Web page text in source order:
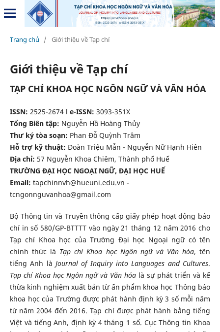
Trang chủ / Giới thiệu về Tạp chí
Giới thiệu về Tạp chí
TẠP CHÍ KHOA HỌC NGÔN NGỮ VÀ VĂN HÓA
ISSN: 2525-2674 l e-ISSN: 3093-351X
Tổng Biên tập: Nguyễn Hồ Hoàng Thủy
Thư ký tòa soạn: Phan Đỗ Quỳnh Trâm
Hỗ trợ kỹ thuật: Đoàn Triệu Mẫn - Nguyễn Nữ Hạnh Hiên
Địa chỉ: 57 Nguyễn Khoa Chiêm, Thành phố Huế
TRƯỜNG ĐẠI HỌC NGOẠI NGỮ, ĐẠI HỌC HUẾ
Email: tapchinnvh@hueuni.edu.vn -
tcngonnguvanhoa@gmail.com
Bộ Thông tin và Truyền thông cấp giấy phép hoạt động báo
chí in số 580/GP-BTTTT vào ngày 21 tháng 12 năm 2016 cho
Tạp chí Khoa học của Trường Đại học Ngoại ngữ có tên
chính thức là Tạp chí Khoa học Ngôn ngữ và Văn hóa, tên
tiếng Anh là Journal of Inquiry into Languages and Cultures.
Tạp chí Khoa học Ngôn ngữ và Văn hóa là sự phát triển và kế
thừa kinh nghiệm xuất bản từ ấn phẩm khoa học Thông báo
khoa học của Trường được phát hành định kỳ 3 số mỗi năm
từ năm 2004 đến 2016. Tạp chí được phát hành bằng tiếng
Việt và tiếng Anh, định kỳ 4 tháng 1 số. Cục Thông tin Khoa